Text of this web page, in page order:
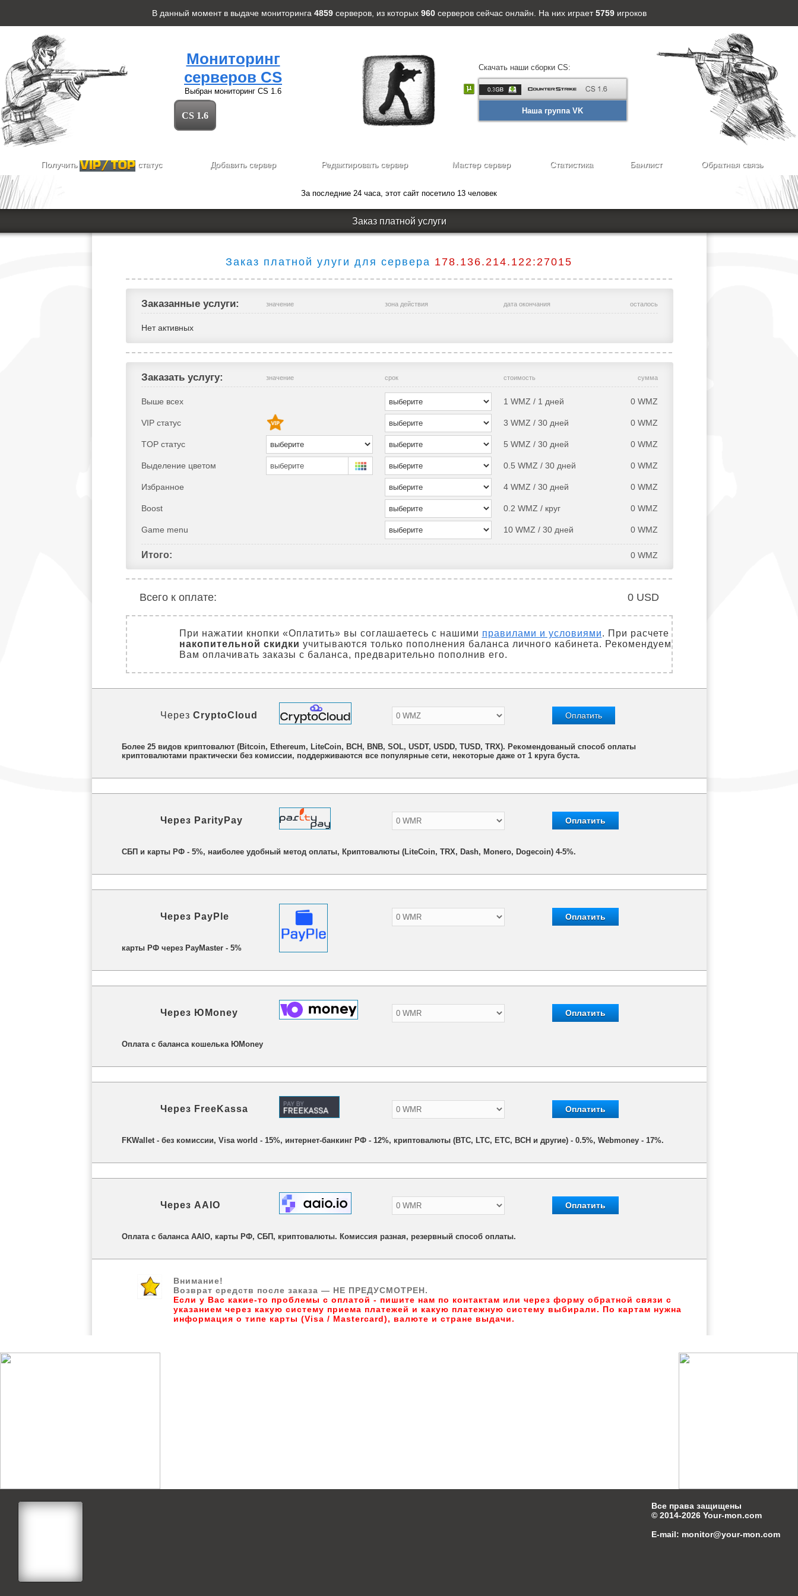
В данный момент в выдаче мониторинга 4859 серверов, из которых 960 серверовсейчас онлайн. На них играет5759 игроков
Мониторинг
серверов CS
Выбран мониторинг CS 1.6
CS 1.6
Скачать наши сборки CS:
Наша группа VK
Получить статус Добавить сервер Редактировать сервер Мастер сервер Статистика Банлист Обратная связь
За последние 24 часа, этот сайт посетило 13 человек
Заказ платной услуги
Заказ платной улуги для сервера 178.136.214.122:27015
Заказанные услуги: значение зона действия дата окончания осталось
Нет активных
Заказать услугу: значение срок стоимость сумма
Выше всех 1 WMZ / 1 дней 0WMZ
VIP статус 3 WMZ / 30 дней 0WMZ
TOP статус 5 WMZ / 30 дней 0WMZ
Выделение цветом выберите 0.5 WMZ / 30 дней 0WMZ
Избранное 4 WMZ / 30 дней 0WMZ
Boost 0.2 WMZ / круг 0WMZ
Game menu 10 WMZ / 30 дней 0WMZ
Итого: 0WMZ
Всего к оплате: 0USD
При нажатии кнопки «Оплатить» вы соглашаетесь с нашими правилами и условиями. При расчете
накопительной скидки учитываются только пополнения баланса личного кабинета. Рекомендуем
Вам оплачивать заказы с баланса, предварительно пополнив его.
Через CryptoCloud Оплатить
Более 25 видов криптовалют (Bitcoin, Ethereum, LiteCoin, BCH, BNB, SOL, USDT, USDD, TUSD, TRX). Рекомендованый способ оплаты
криптовалютами практически без комиссии, поддерживаются все популярные сети, некоторые даже от 1 круга буста.
Через ParityPay Оплатить
СБП и карты РФ - 5%, наиболее удобный метод оплаты, Криптовалюты (LiteCoin, TRX, Dash, Monero, Dogecoin) 4-5%.
Через PayPle Оплатить
карты РФ через PayMaster - 5%
Через ЮMoney Оплатить
Оплата с баланса кошелька ЮMoney
Через FreeKassa Оплатить
FKWallet - без комиссии, Visa world - 15%, интернет-банкинг РФ - 12%, криптовалюты (BTC, LTC, ETC, BCH и другие) - 0.5%, Webmoney - 17%.
Через AAIO Оплатить
Оплата с баланса AAIO, карты РФ, СБП, криптовалюты. Комиссия разная, резервный способ оплаты.
Внимание!
Возврат средств после заказа — НЕ ПРЕДУСМОТРЕН.
Если у Вас какие-то проблемы с оплатой - пишите нам по контактам или через форму обратной связи с
указанием через какую систему приема платежей и какую платежную систему выбирали. По картам нужна
информация о типе карты (Visa / Mastercard), валюте и стране выдачи.
Все права защищены
© 2014-2026 Your-mon.com
E-mail: monitor@your-mon.com